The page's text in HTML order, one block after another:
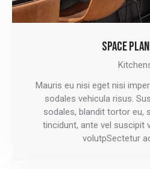
SPACE
Mauris eu nisi eget nisi
sodales vehicula risus.
sodales, blandit tortor eu,
tincidunt, ante vel suscipit
volutpSectetur